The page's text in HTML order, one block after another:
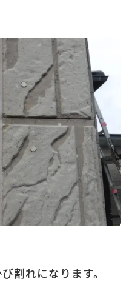
割れになります。